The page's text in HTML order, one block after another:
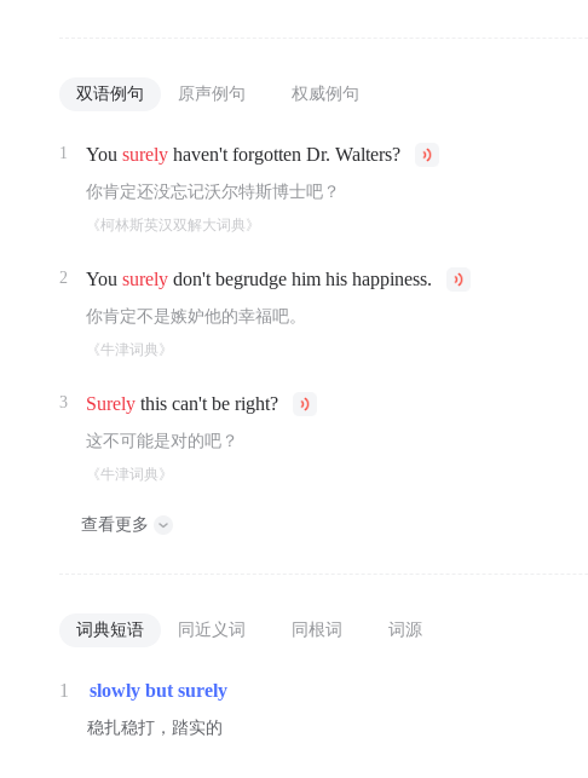
双语例句 原声例句 权威例句
1 Yousurely haven't forgotten Dr. Walters?
你肯定还没忘记沃尔特斯博士吧？
《柯林斯英汉双解大词典》
2 Yousurely don't begrudge him his happiness.
你肯定不是嫉妒他的幸福吧。
《牛津词典》
3 Surely this can't be right?
这不可能是对的吧？
《牛津词典》
查看更多
词典短语 同近义词 同根词 词源
1 slowly but surely
稳扎稳打，踏实的